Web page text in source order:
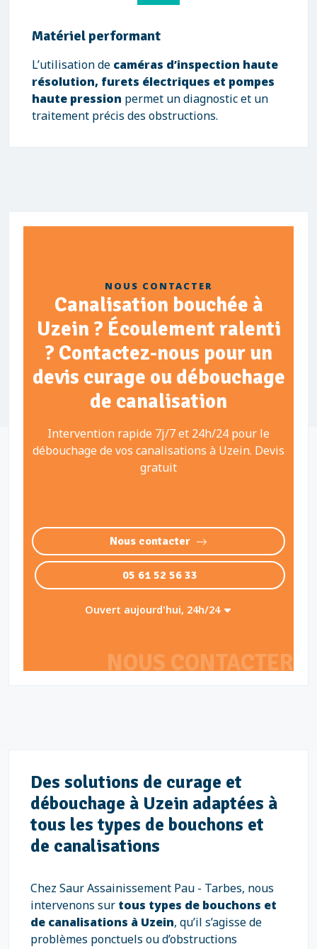
Matériel performant
L’utilisation de caméras d’inspection haute
résolution, furets électriques et pompes
haute pression permet un diagnostic et un
traitement précis des obstructions.
NOUS CONTACTER
NOUS CONTACTER
Canalisation bouchée à
Uzein ? Écoulement ralenti
? Contactez-nous pour un
devis curage ou débouchage
de canalisation
Intervention rapide 7j/7 et 24h/24 pour le
débouchage de vos canalisations à Uzein. Devis
gratuit
Nous contacter
05 61 52 56 33
Ouvert aujourd'hui, 24h/24
Des solutions de curage et
débouchage à Uzein adaptées à
tous les types de bouchons et
de canalisations
Chez Saur Assainissement Pau - Tarbes, nous
intervenons sur tous types de bouchons et
de canalisations à Uzein, qu’il s’agisse de
problèmes ponctuels ou d’obstructions